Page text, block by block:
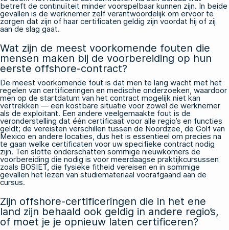
betreft de continuïteit minder voorspelbaar kunnen zijn. In beide
gevallen is de werknemer zelf verantwoordelijk om ervoor te
zorgen dat zijn of haar certificaten geldig zijn voordat hij of zij
aan de slag gaat.
Wat zijn de meest voorkomende fouten die
mensen maken bij de voorbereiding op hun
eerste offshore-contract?
De meest voorkomende fout is dat men te lang wacht met het
regelen van certificeringen en medische onderzoeken, waardoor
men op de startdatum van het contract mogelijk niet kan
vertrekken — een kostbare situatie voor zowel de werknemer
als de exploitant. Een andere veelgemaakte fout is de
veronderstelling dat één certificaat voor alle regio’s en functies
geldt; de vereisten verschillen tussen de Noordzee, de Golf van
Mexico en andere locaties, dus het is essentieel om precies na
te gaan welke certificaten voor uw specifieke contract nodig
zijn. Ten slotte onderschatten sommige nieuwkomers de
voorbereiding die nodig is voor meerdaagse praktijkcursussen
zoals BOSIET, die fysieke fitheid vereisen en in sommige
gevallen het lezen van studiemateriaal voorafgaand aan de
cursus.
Zijn offshore-certificeringen die in het ene
land zijn behaald ook geldig in andere regio’s,
of moet je je opnieuw laten certificeren?